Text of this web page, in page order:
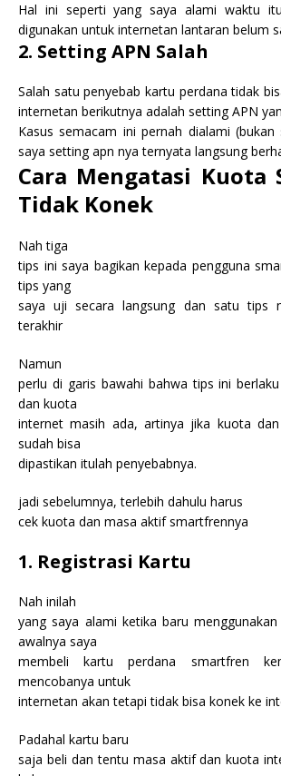
Hal ini seperti yang saya alami waktu
digunakan untuk internetan lantaran belum
2. Setting APN Salah
Salah satu penyebab kartu perdana tidak
internetan berikutnya adalah setting APN
Kasus semacam ini pernah dialami
saya setting apn nya ternyata langsung
Cara Mengatasi Kuota
Tidak Konek
Nah tiga
tips ini saya bagikan kepada pengguna
tips yang
saya uji secara langsung dan satu tips
terakhir
Namun
perlu di garis bawahi bahwa tips ini
dan kuota
internet masih ada, artinya jika kuota
sudah bisa
dipastikan itulah penyebabnya.
jadi sebelumnya, terlebih dahulu harus
cek kuota dan masa aktif smartfrennya
1. Registrasi Kartu
Nah inilah
yang saya alami ketika baru
awalnya saya
membeli kartu perdana smartfren
mencobanya untuk
internetan akan tetapi tidak bisa konek ke
Padahal kartu baru
saja beli dan tentu masa aktif dan kuota